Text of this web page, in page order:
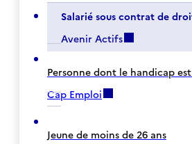
Salarié sous contrat de
Avenir Actifs
Personne dont le handicap
Cap Emploi
Jeune de moins de 26 ans